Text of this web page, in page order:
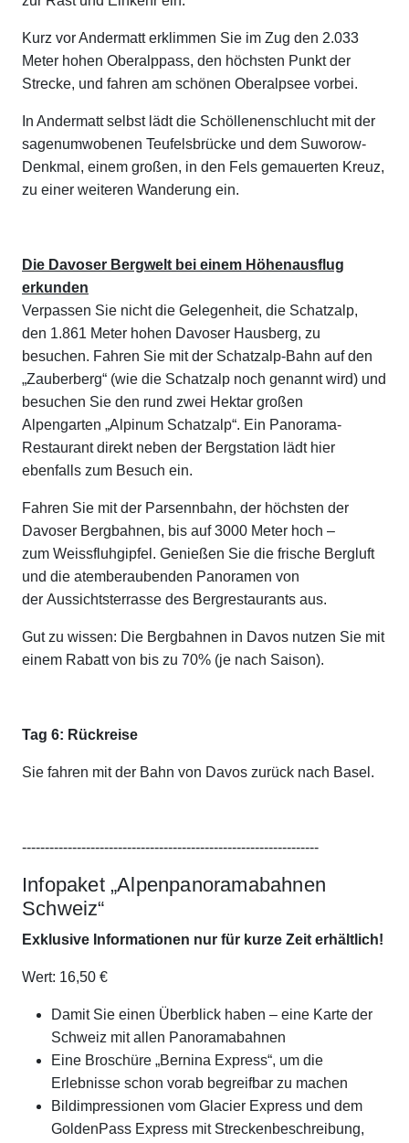
Kurz vor Andermatt erklimmen Sie im Zug den 2.033
Meter hohen Oberalppass, den höchsten Punkt der
Strecke, und fahren am schönen Oberalpsee vorbei.
In Andermatt selbst lädt die Schöllenenschlucht mit der
sagenumwobenen Teufelsbrücke und dem Suworow-
Denkmal, einem großen, in den Fels gemauerten Kreuz,
zu einer weiteren Wanderung ein.
Die Davoser Bergwelt bei einem Höhenausflug
erkunden
Verpassen Sie nicht die Gelegenheit, die Schatzalp,
den 1.861 Meter hohen Davoser Hausberg, zu
besuchen. Fahren Sie mit der Schatzalp-Bahn auf den
„Zauberberg“ (wie die Schatzalp noch genannt wird) und
besuchen Sie den rund zwei Hektar großen
Alpengarten „Alpinum Schatzalp“. Ein Panorama-
Restaurant direkt neben der Bergstation lädt hier
ebenfalls zum Besuch ein.
Fahren Sie mit der Parsennbahn, der höchsten der
Davoser Bergbahnen, bis auf 3000 Meter hoch –
zum Weissfluhgipfel. Genießen Sie die frische Bergluft
und die atemberaubenden Panoramen von
der Aussichtsterrasse des Bergrestaurants aus.
Gut zu wissen: Die Bergbahnen in Davos nutzen Sie mit
einem Rabatt von bis zu 70% (je nach Saison).
Tag 6: Rückreise
Sie fahren mit der Bahn von Davos zurück nach Basel.
-----------------------------------------------------------------
Infopaket „Alpenpanoramabahnen
Schweiz“
Exklusive Informationen nur für kurze Zeit erhältlich!
Wert: 16,50 €
Damit Sie einen Überblick haben – eine Karte der
Schweiz mit allen Panoramabahnen
Eine Broschüre „Bernina Express“, um die
Erlebnisse schon vorab begreifbar zu machen
Bildimpressionen vom Glacier Express und dem
GoldenPass Express mit Streckenbeschreibung,